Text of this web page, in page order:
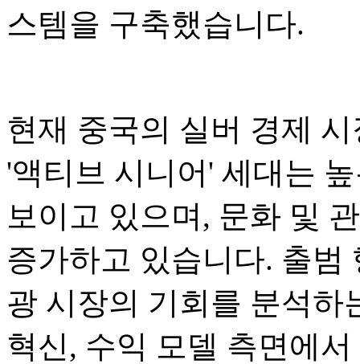
스템을 구축했습니다.
현재 중국의 실버 경제
'액티브 시니어' 세대는
보이고 있으며, 문화 및
증가하고 있습니다. 출범
광 시장의 기회를 분석하
혁신, 수익 모델 측면에